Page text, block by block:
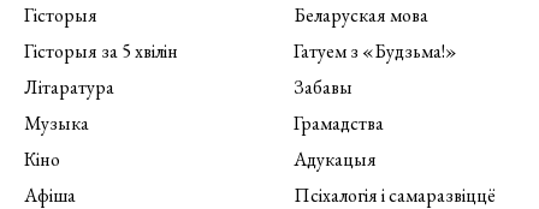
Гісторыя
Гісторыя за 5 хвілін
Літаратура
Музыка
Кіно
Афіша
Беларуская мова
Гатуем з «Будзьма!»
Забавы
Грамадства
Адукацыя
Псіхалогія і самаразвіццё